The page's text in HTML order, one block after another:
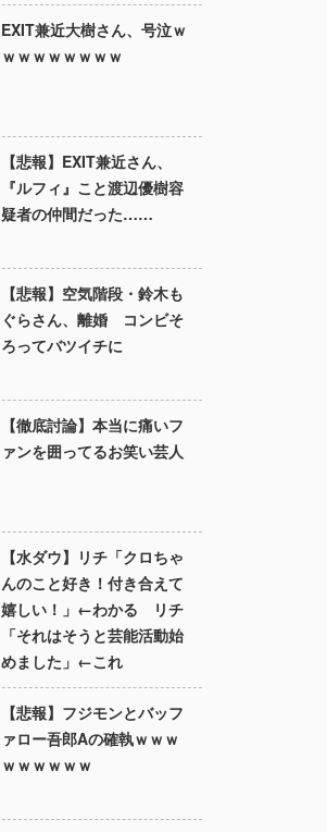
EXIT兼近大樹さん、号泣ｗ
ｗｗｗｗｗｗｗｗ
【悲報】EXIT兼近さん、
『ルフィ』こと渡辺優樹容
疑者の仲間だった……
【悲報】空気階段・鈴木も
ぐらさん、離婚 コンビそ
ろってバツイチに
【徹底討論】本当に痛いフ
ァンを囲ってるお笑い芸人
【水ダウ】リチ「クロちゃ
んのこと好き！付き合えて
嬉しい！」←わかる リチ
「それはそうと芸能活動始
めました」←これ
【悲報】フジモンとバッフ
ァロー吾郎Aの確執ｗｗｗ
ｗｗｗｗｗｗ